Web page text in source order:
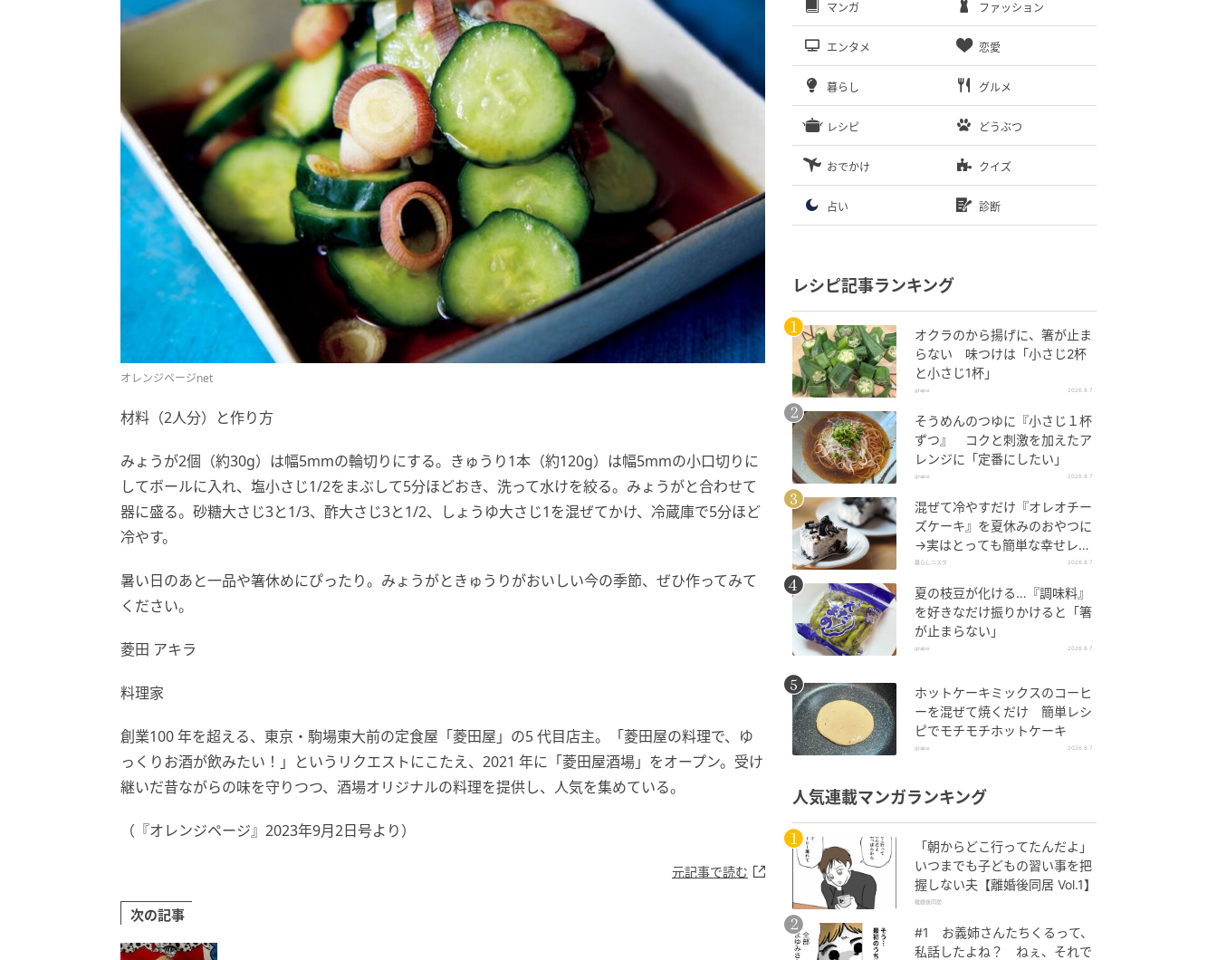
オレンジページnet
材料（2人分）と作り方
みょうが2個（約30g）は幅5mmの輪切りにする。きゅうり1本（約120g）は幅5mmの小口切りに
してボールに入れ、塩小さじ1/2をまぶして5分ほどおき、洗って水けを絞る。みょうがと合わせて
器に盛る。砂糖大さじ3と1/3、酢大さじ3と1/2、しょうゆ大さじ1を混ぜてかけ、冷蔵庫で5分ほど
冷やす。
暑い日のあと一品や箸休めにぴったり。みょうがときゅうりがおいしい今の季節、ぜひ作ってみて
ください。
菱田 アキラ
料理家
創業100 年を超える、東京・駒場東大前の定食屋「菱田屋」の5 代目店主。「菱田屋の料理で、ゆ
っくりお酒が飲みたい！」というリクエストにこたえ、2021 年に「菱田屋酒場」をオープン。受け
継いだ昔ながらの味を守りつつ、酒場オリジナルの料理を提供し、人気を集めている。
（『オレンジページ』2023年9月2日号より）
元記事で読む
次の記事
マンガ ファッション
エンタメ 恋愛
暮らし グルメ
レシピ どうぶつ
おでかけ クイズ
占い 診断
レシピ記事ランキング
オクラのから揚げに、箸が止ま
らない 味つけは「小さじ2杯
と小さじ1杯」
grape 2026.8.7
そうめんのつゆに『小さじ１杯
ずつ』 コクと刺激を加えたア
レンジに「定番にしたい」
grape 2026.8.7
混ぜて冷やすだけ『オレオチー
ズケーキ』を夏休みのおやつに
→実はとっても簡単な幸せレシ
ピに挑戦♡
暮らしニスタ 2026.8.7
夏の枝豆が化ける…『調味料』
を好きなだけ振りかけると「箸
が止まらない」
grape 2026.8.7
ホットケーキミックスのコーヒ
ーを混ぜて焼くだけ 簡単レシ
ピでモチモチホットケーキ
grape 2026.8.7
人気連載マンガランキング
「朝からどこ行ってたんだよ」
いつまでも子どもの習い事を把
握しない夫【離婚後同居 Vol.1】
離婚後同居
#1 お義姉さんたちくるって、
私話したよね？ ねぇ、それで